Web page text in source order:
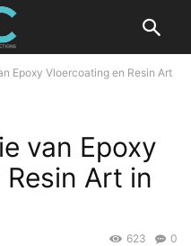
Epoxy Vloercoating en Resin Art
van Epoxy
Art in
0
623